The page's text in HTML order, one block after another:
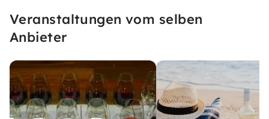
Veranstaltungen vom selben
Anbieter